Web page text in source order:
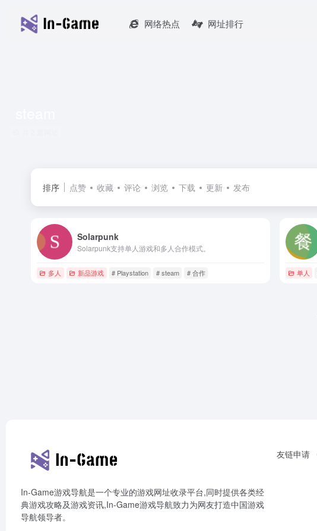
网络热点 网址排行
排序 点赞 收藏 评论 浏览 下载 更新 发布
Solarpunk
Solarpunk支持单人游戏和多人合作模式。
多人 新品游戏 # Playstation # steam # 合作 单人
In-Game游戏导航是一个专业的游戏网址收录平台,同时提供各类经
典游戏攻略及游戏资讯,In-Game游戏导航致力为网友打造中国游戏
导航领导者。
友链申请